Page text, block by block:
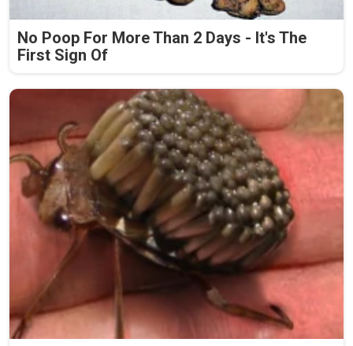
No Poop For More Than 2 Days - It's The
First Sign Of